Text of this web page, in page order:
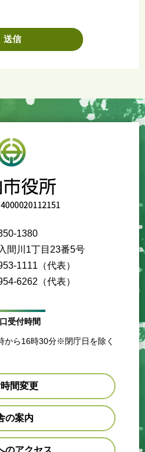
1380
間川1丁目23番5号
1111（代表）
6262（代表）
受付時間
から16時30分※閉庁日を除く
間変更
の案内
のアクセス